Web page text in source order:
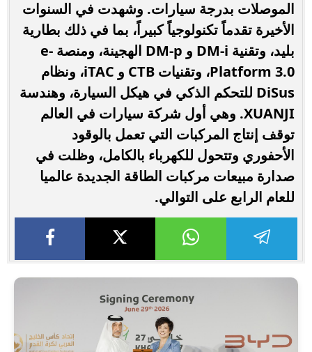
الموصلات بدرجة سيارات. وشهدت في السنوات
الأخيرة تقدماً تكنولوجياً كبيراً، بما في ذلك بطارية
بليد، وتقنية DM-i و DM-p الهجينة، ومنصة e-
Platform 3.0، وتقنيات CTB و iTAC، ونظام
DiSus للتحكم الذكي في هيكل السيارة، وهندسة
XUANJI. وهي أول شركة سيارات في العالم
توقف إنتاج المركبات التي تعمل بالوقود
الأحفوري وتتحول للكهرباء بالكامل، وظلت في
صدارة مبيعات مركبات الطاقة الجديدة عالميا
للعام الرابع على التوالي.